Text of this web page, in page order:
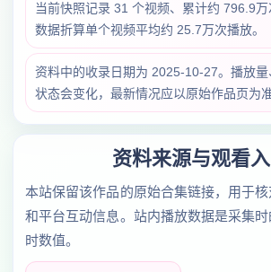
当前快照记录 31 个视频、累计约 796.9
数据折算单个视频平均约 25.7万次播放。
资料中的收录日期为 2025-10-27。播放
状态会变化，最新情况应以原始作品页为准
资料来源与观看
本站保留该作品的原始合集链接，用于
和平台互动信息。站内播放数据是采集
时数值。